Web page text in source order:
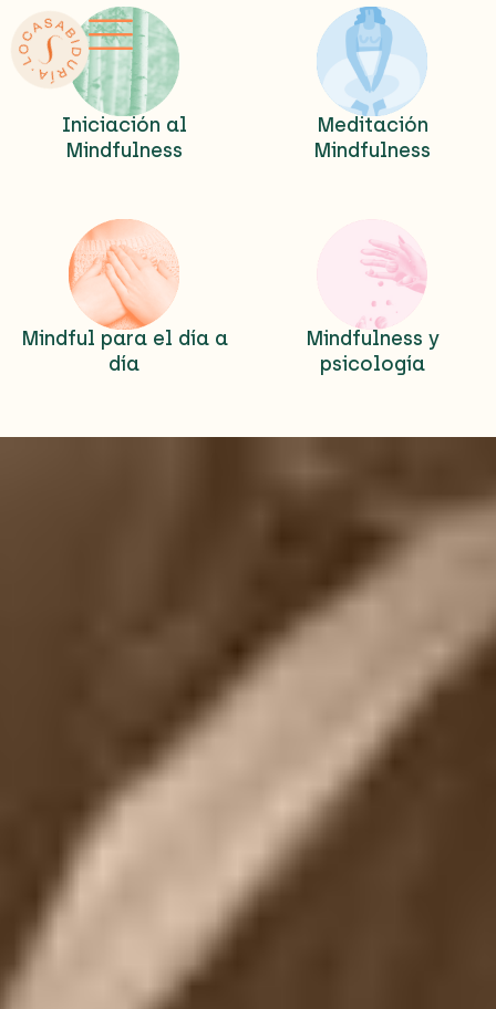
contenido
Iniciación al
Mindfulness
Meditación
Mindfulness
Mindful para el día a
día
Mindfulness y
psicología